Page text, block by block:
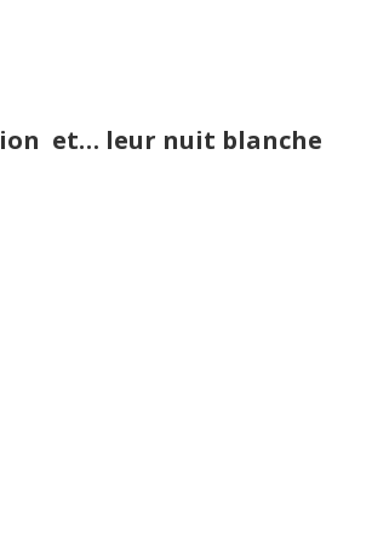
et… leur nuit blanche